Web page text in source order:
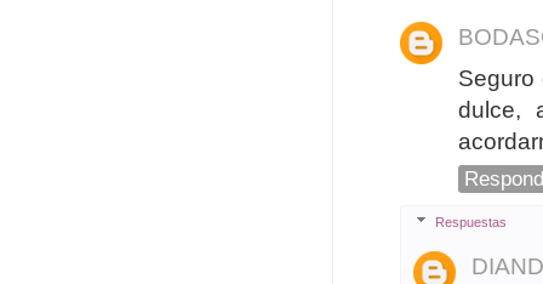
Seguro
dulce,
Respuestas